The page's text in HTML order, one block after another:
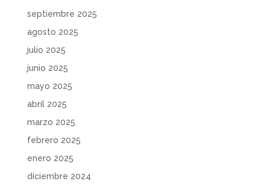
septiembre 2025
agosto 2025
julio 2025
junio 2025
mayo 2025
abril 2025
marzo 2025
febrero 2025
enero 2025
diciembre 2024